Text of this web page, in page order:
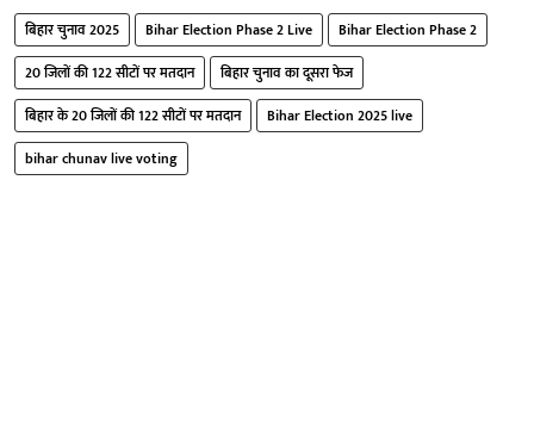
बिहार चुनाव 2025 Bihar Election Phase 2 Live
Bihar Election Phase 2
20 जिलों की 122 सीटों पर मतदान
बिहार चुनाव का दूसरा फेज
बिहार के 20 जिलों की 122 सीटों पर मतदान
Bihar Election 2025 live
bihar chunav live voting